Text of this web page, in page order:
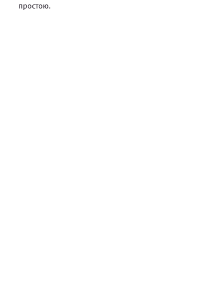
простою.